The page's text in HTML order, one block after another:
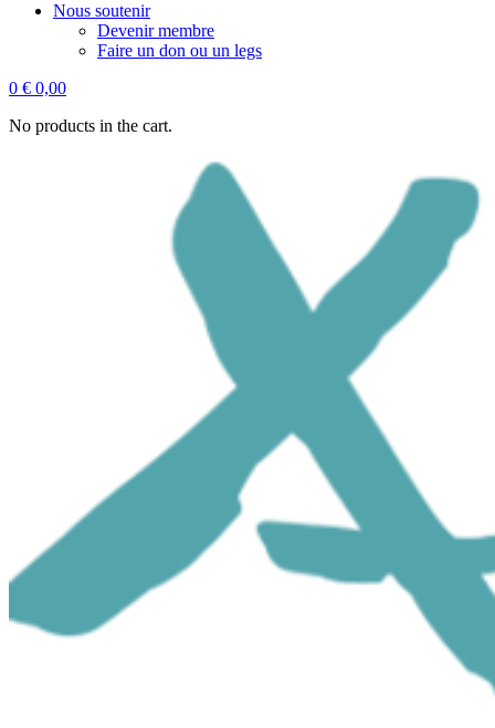
Nous soutenir
Devenir membre
Faire un don ou un legs
0 € 0,00
No products in the cart.